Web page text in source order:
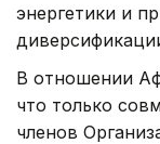
энергетики и
В отношении
что только
членов